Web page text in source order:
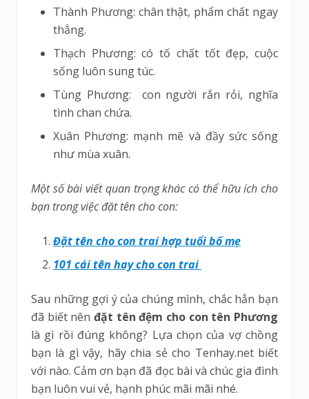
Thành Phương: chân thật, phẩm chất ngay
thẳng.
Thạch Phương: có tố chất tốt đẹp, cuộc
sống luôn sung túc.
Tùng Phương: con người rắn rỏi, nghĩa
tình chan chứa.
Xuân Phương: mạnh mẽ và đầy sức sống
như mùa xuân.
Một số bài viết quan trọng khác có thể hữu ích cho
bạn trong việc đặt tên cho con:
Đặt tên cho con trai hợp tuổi bố mẹ
101 cái tên hay cho con trai
Sau những gợi ý của chúng mình, chắc hẳn bạn
đã biết nên đặt tên đệm cho con tên Phương
là gì rồi đúng không? Lựa chọn của vợ chồng
bạn là gì vậy, hãy chia sẻ cho Tenhay.net biết
với nào. Cảm ơn bạn đã đọc bài và chúc gia đình
bạn luôn vui vẻ, hạnh phúc mãi mãi nhé.